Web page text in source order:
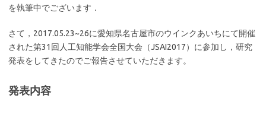
を執筆中でございます．
さて，2017.05.23~26に愛知県名古屋市のウインクあいちにて開催
された第31回人工知能学会全国大会（JSAI2017）に参加し，研究
発表をしてきたのでご報告させていただきます。
発表内容